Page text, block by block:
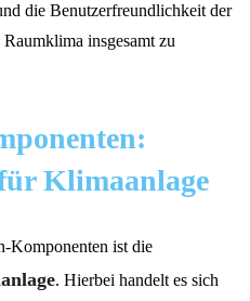
die Benutzerfreundlichkeit der
insgesamt zu
Klimaanlage
Komponenten ist die
. Hierbei handelt es sich